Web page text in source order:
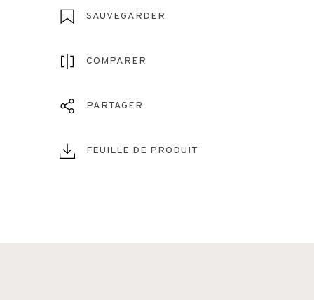
SAUVEGARDER
COMPARER
PARTAGER
FEUILLE DE PRODUIT